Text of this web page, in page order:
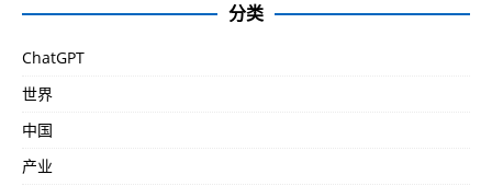
分类
ChatGPT
世界
中国
产业